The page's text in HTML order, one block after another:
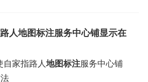
人地图标注服务中心铺显示在
自家指路人地图标注服务中心铺